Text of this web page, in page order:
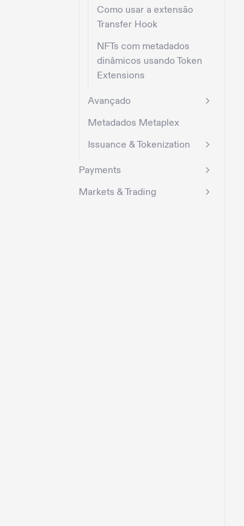
Como usar a extensão
Transfer Hook
NFTs com metadados
dinâmicos usando Token
Extensions
Avançado
Metadados Metaplex
Issuance & Tokenization
Payments
Markets & Trading